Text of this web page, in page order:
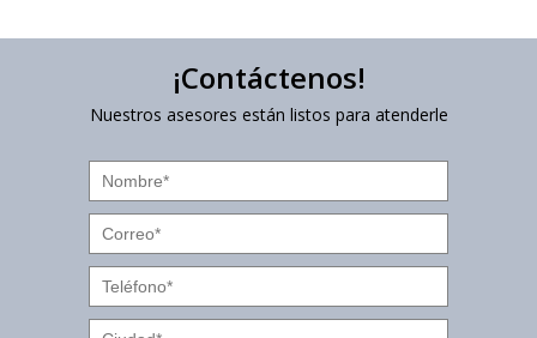
¡Contáctenos!
Nuestros asesores están listos para atenderle